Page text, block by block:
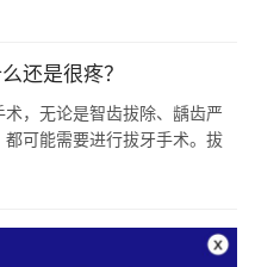
还是很疼？
，无论是智齿拔除、龋齿严
可能需要进行拔牙手术。拔